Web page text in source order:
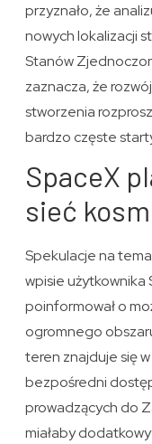
przyznało, że
nowych lokalizacji
Stanów
zaznacza, że
stworzenia
bardzo częste
SpaceX
sieć
Spekulacje na
wpisie użytkownika
poinformował o
ogromnego
teren znajduje się
bezpośredni
prowadzących do
miałaby